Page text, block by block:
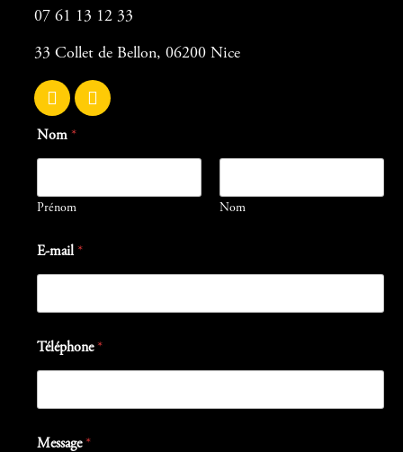
07 61 13 12 33
33 Collet de Bellon, 06200 Nice
Nom *
Prénom Nom
E-mail*
Téléphone*
Message*